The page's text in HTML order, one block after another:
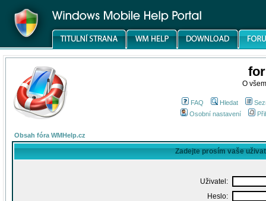
O
FAQ Hledat
Osobní nastavení
Obsah fóra WMHelp.cz
Zadejte prosím vaše
Uživatel:
Heslo: